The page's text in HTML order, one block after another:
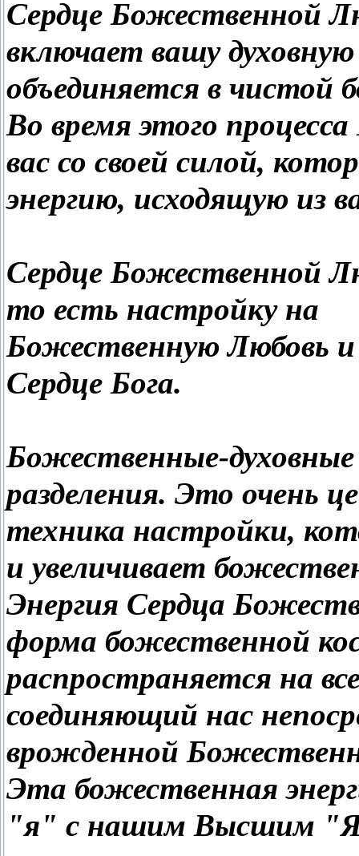
Сердце Божественной
включает вашу
объединяется в чистой
Во время этого
вас со своей силой,
энергию, исходящую из
Сердце Божественной
то есть настройку на
Божественную Любовь
Сердце Бога.
Божественные-
разделения. Это очень
техника настройки,
и увеличивает
Энергия Сердца
форма божественной
распространяется на
соединяющий нас
врожденной
Эта божественная
"я" с нашим Высшим "Я"